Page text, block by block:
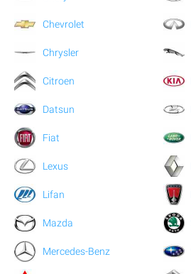
Chevrolet
Chrysler
Citroen
Datsun
Fiat
Lexus
Lifan
Mazda
Mercedes-Benz